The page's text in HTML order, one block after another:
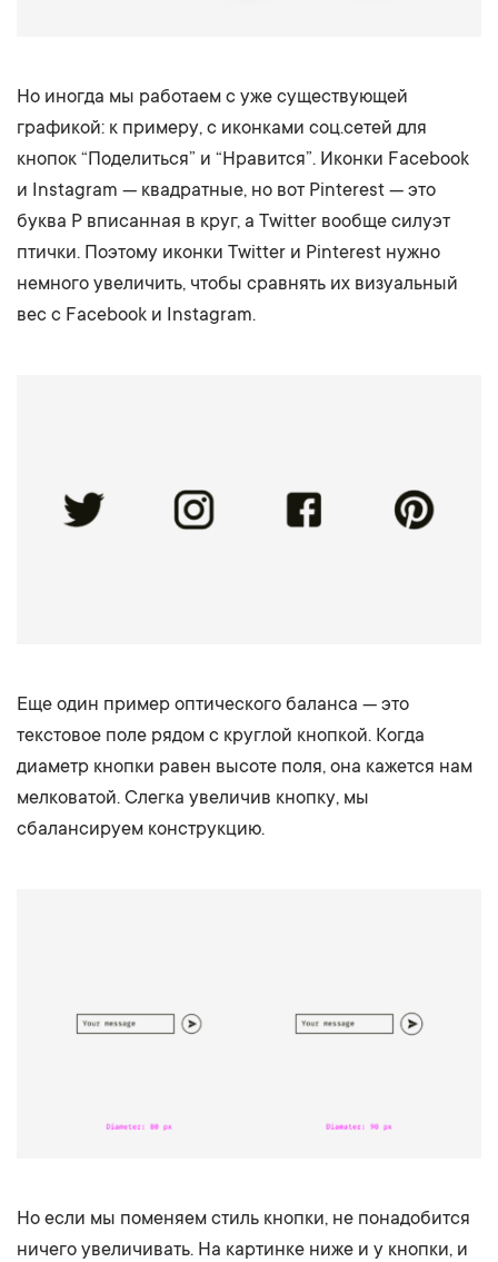
Но иногда мы работаем с уже существующей
графикой: к примеру, с иконками соц.сетей для
кнопок “Поделиться” и “Нравится”. Иконки Facebook
и Instagram — квадратные, но вот Pinterest — это
буква P вписанная в круг, а Twitter вообще силуэт
птички. Поэтому иконки Twitter и Pinterest нужно
немного увеличить, чтобы сравнять их визуальный
вес с Facebook и Instagram.
Еще один пример оптического баланса — это
текстовое поле рядом с круглой кнопкой. Когда
диаметр кнопки равен высоте поля, она кажется нам
мелковатой. Слегка увеличив кнопку, мы
сбалансируем конструкцию.
Но если мы поменяем стиль кнопки, не понадобится
ничего увеличивать. На картинке ниже и у кнопки, и